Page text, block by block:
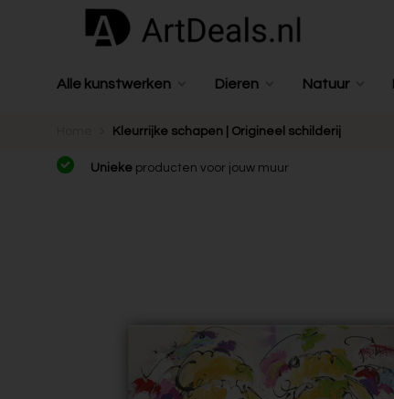
Alle kunstwerken Dieren Natuur
Kleurrijke schapen | Origineel schilderij
Unieke producten voor jouw muur